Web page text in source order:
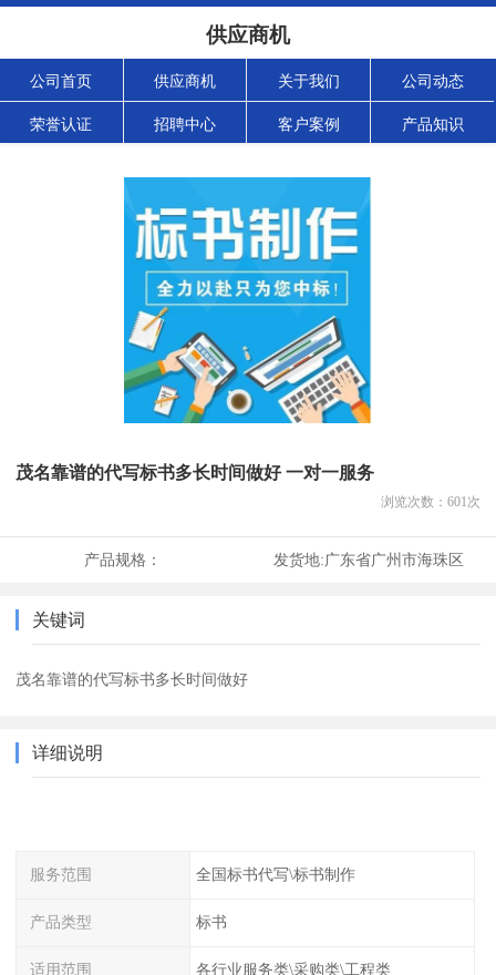
供应商机
公司首页 供应商机 关于我们 公司动态
荣誉认证 招聘中心 客户案例 产品知识
茂名靠谱的代写标书多长时间做好 一对一服务
浏览次数： 601次
产品规格： 发货地:广东省广州市海珠区
关键词
茂名靠谱的代写标书多长时间做好
详细说明
服务范围 全国标书代写\标书制作
产品类型 标书
适用范围 各行业服务类\采购类\工程类